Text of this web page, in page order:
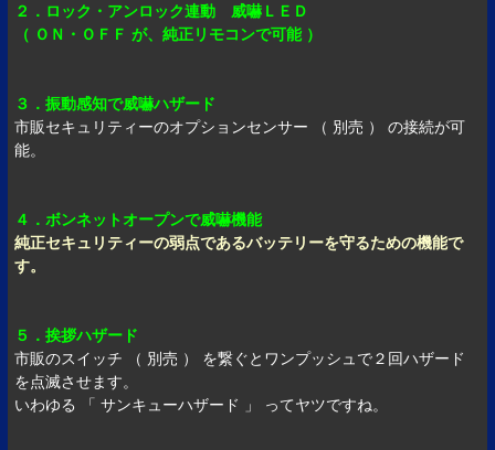
２．ロック・アンロック連動 威嚇ＬＥＤ
（ ＯＮ・ＯＦＦ が、純正リモコンで可能 ）
３．振動感知で威嚇ハザード
市販セキュリティーのオプションセンサー （ 別売 ） の接続が可
能。
４．ボンネットオープンで威嚇機能
純正セキュリティーの弱点であるバッテリーを守るための機能で
す。
５．挨拶ハザード
市販のスイッチ （ 別売 ） を繋ぐとワンプッシュで２回ハザード
を点滅させます。
いわゆる 「 サンキューハザード 」 ってヤツですね。